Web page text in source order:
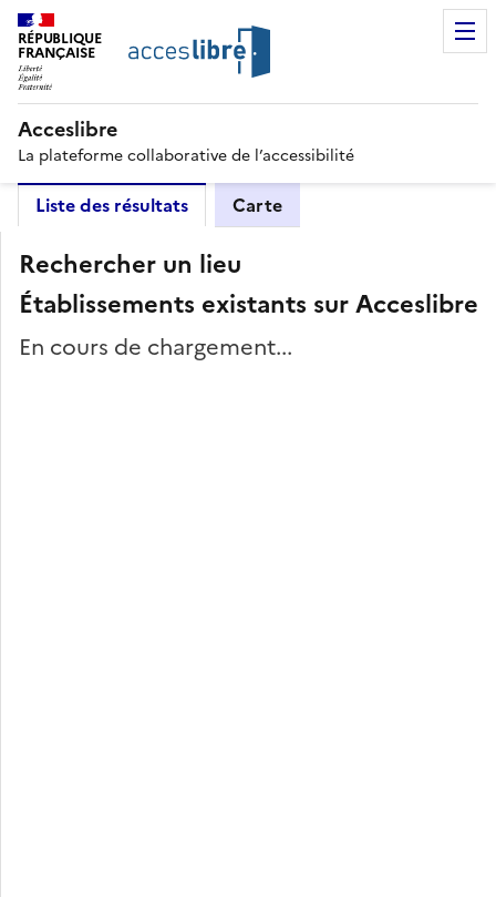
RÉPUBLIQUE
FRANÇAISE
Acceslibre
La plateforme collaborative de l’accessibilité
Liste des résultats Carte
Rechercher un lieu
Établissements existants sur Acceslibre
En cours de chargement...